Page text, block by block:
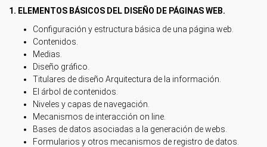
1. ELEMENTOS BÁSICOS DEL DISEÑO DE PÁGINAS WEB.
Configuración y estructura básica de una página web.
Contenidos.
Medias.
Diseño gráfico.
Titulares de diseño Arquitectura de la información.
El árbol de contenidos.
Niveles y capas de navegación.
Mecanismos de interacción on line.
Bases de datos asociadas a la generación de webs.
Formularios y otros mecanismos de registro de datos.